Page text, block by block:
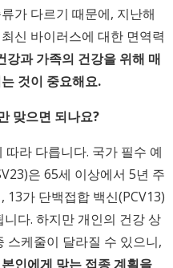
가 다르기 때문에, 지난해
신 바이러스에 대한 면역력
강과 가족의 건강을 위해 매
것이 중요해요.
맞으면 되나요?
라 다릅니다. 국가 필수 예
은 65세 이상에서 5년 주
13가 단백접합 백신(PCV13)
다. 하지만 개인의 건강 상
스케줄이 달라질 수 있으니,
인에게 맞는 접종 계획을